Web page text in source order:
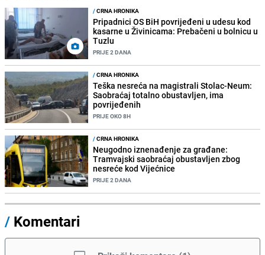
/CRNA HRONIKA
Pripadnici OS BiH povrijeđeni u udesu kod
kasarne u Živinicama: Prebačeni u bolnicu u
Tuzlu
PRIJE 2 DANA
/CRNA HRONIKA
Teška nesreća na magistrali Stolac-Neum:
Saobraćaj totalno obustavljen, ima
povrijeđenih
PRIJE OKO 8H
/CRNA HRONIKA
Neugodno iznenađenje za građane:
Tramvajski saobraćaj obustavljen zbog
nesreće kod Vijećnice
PRIJE 2 DANA
/ Komentari